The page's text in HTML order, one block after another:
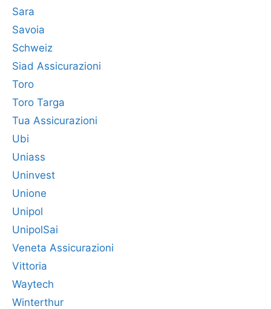
Sara
Savoia
Schweiz
Siad Assicurazioni
Toro
Toro Targa
Tua Assicurazioni
Ubi
Uniass
Uninvest
Unione
Unipol
UnipolSai
Veneta Assicurazioni
Vittoria
Waytech
Winterthur